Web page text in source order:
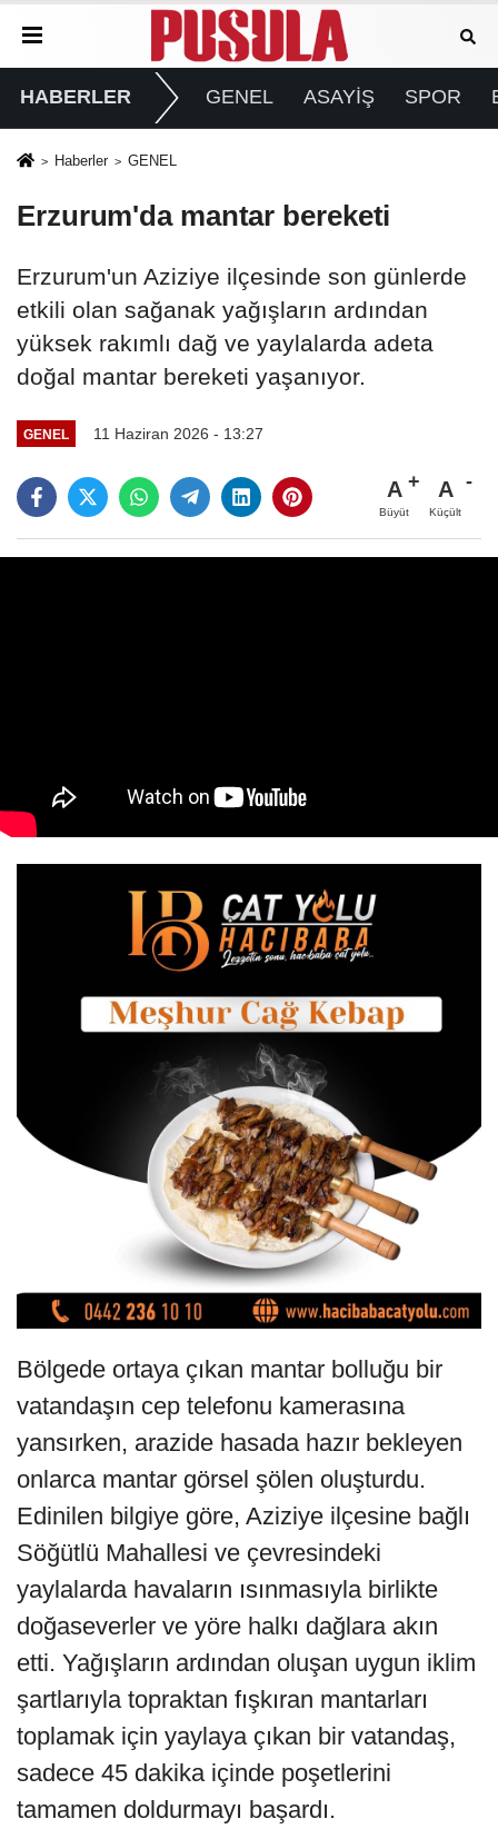
HABERLER GENEL ASAYİŞ SPOR
Haberler GENEL
Erzurum'da mantar bereketi
Erzurum'un Aziziye ilçesinde son günlerde
etkili olan sağanak yağışların ardından
yüksek rakımlı dağ ve yaylalarda adeta
doğal mantar bereketi yaşanıyor.
GENEL 11 Haziran 2026 - 13:27
A
Büyüt
A
Küçült
Bölgede ortaya çıkan mantar bolluğu bir
vatandaşın cep telefonu kamerasına
yansırken, arazide hasada hazır bekleyen
onlarca mantar görsel şölen oluşturdu.
Edinilen bilgiye göre, Aziziye ilçesine bağlı
Söğütlü Mahallesi ve çevresindeki
yaylalarda havaların ısınmasıyla birlikte
doğaseverler ve yöre halkı dağlara akın
etti. Yağışların ardından oluşan uygun iklim
şartlarıyla topraktan fışkıran mantarları
toplamak için yaylaya çıkan bir vatandaş,
sadece 45 dakika içinde poşetlerini
tamamen doldurmayı başardı.